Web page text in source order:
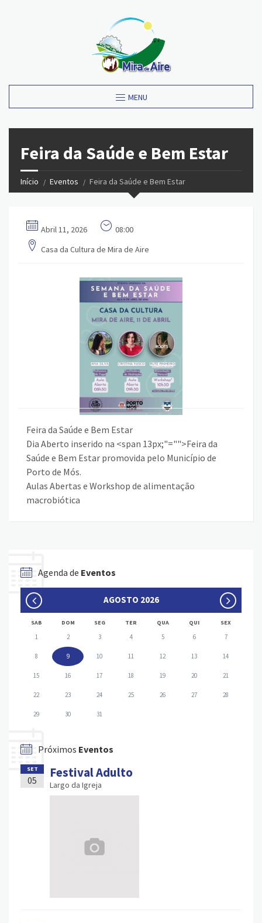
MENU
Feira da Saúde e Bem Estar
Início Eventos Feira da Saúde e Bem Estar
Abril 11, 2026
08:00
Casa da Cultura de Mira de Aire
Feira da Saúde e Bem Estar
Dia Aberto inserido na <span 13px;"="">Feira da
Saúde e Bem Estar promovida pelo Município de
Porto de Mós.
Aulas Abertas e Workshop de alimentação
macrobiótica
Agenda de Eventos
AGOSTO 2026
SAB DOM SEG TER QUA QUI SEX
1 2 3 4 5 6 7
8 9 10 11 12 13 14
15 16 17 18 19 20 21
22 23 24 25 26 27 28
29 30 31
Próximos Eventos
SET
05 Festival Adulto
Largo da Igreja